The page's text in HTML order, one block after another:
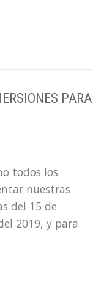
PARA
todos los
nuestras
del 15 de
2019, y para